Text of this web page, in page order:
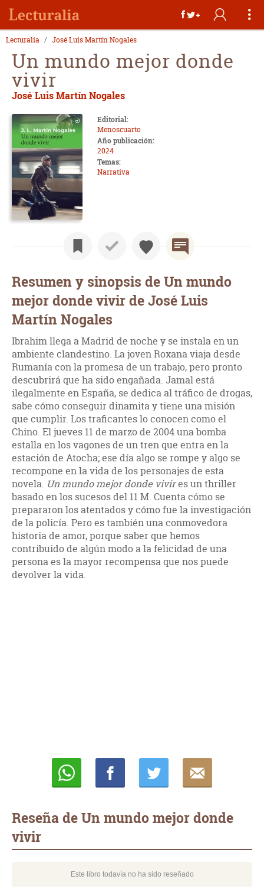
Lecturalia José Luis Martín Nogales
Un mundo mejor donde
vivir
José Luis Martín Nogales
Editorial:
Menoscuarto
Año publicación:
2024
Temas:
Narrativa
Resumen y sinopsis de Un mundo
mejor donde vivir de José Luis
Martín Nogales
Ibrahim llega a Madrid de noche y se instala en un
ambiente clandestino. La joven Roxana viaja desde
Rumanía con la promesa de un trabajo, pero pronto
descubrirá que ha sido engañada. Jamal está
ilegalmente en España, se dedica al tráfico de drogas,
sabe cómo conseguir dinamita y tiene una misión
que cumplir. Los traficantes lo conocen como el
Chino. El jueves 11 de marzo de 2004 una bomba
estalla en los vagones de un tren que entra en la
estación de Atocha; ese día algo se rompe y algo se
recompone en la vida de los personajes de esta
novela. Un mundo mejor donde vivires un thriller
basado en los sucesos del 11 M. Cuenta cómo se
prepararon los atentados y cómo fue la investigación
de la policía. Pero es también una conmovedora
historia de amor, porque saber que hemos
contribuido de algún modo a la felicidad de una
persona es la mayor recompensa que nos puede
devolver la vida.
Reseña de Un mundo mejor donde
vivir
Este libro todavía no ha sido reseñado